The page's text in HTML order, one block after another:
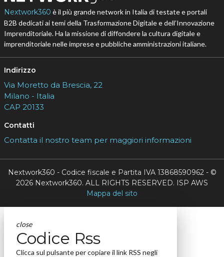
Nextwork360 è il più grande network in Italia di testate e portali
B2B dedicati ai temi della Trasformazione Digitale e dell’Innovazione
Imprenditoriale. Ha la missione di diffondere la cultura digitale e
imprenditoriale nelle imprese e pubbliche amministrazioni italiane.
Indirizzo
Via Moretto da Brescia, 22
Milano - Italia
CAP 20133
Contatti
Contatta il nostro team per maggiori informazioni
Nextwork360 - Codice fiscale e Partita IVA 13868590962 - ©
2026 Nextwork360. ALL RIGHTS RESERVED. ISP AWS
Mappa del sito
close
Codice Rss
Clicca sul pulsante per copiare il link RSS negli